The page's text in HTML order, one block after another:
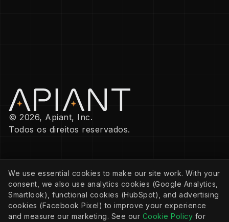
© 2026, Apiant, Inc.
Todos os direitos reservados.
Política de privacidade
Política de cookies
Configurações de cookies
Termos de serviço
We use essential cookies to make our site work. With your
consent, we also use analytics cookies (Google Analytics,
Smartlook), functional cookies (HubSpot), and advertising
cookies (Facebook Pixel) to improve your experience
and measure our marketing. See our Cookie Policy for